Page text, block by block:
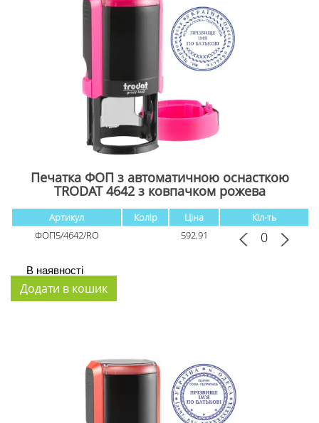
Печатка ФОП з автоматичною оснасткою
TRODAT 4642 з ковпачком рожева
Артикул Колір Ціна
Кіл-ть
ФОП5/4642/RO
592.91
В наявності